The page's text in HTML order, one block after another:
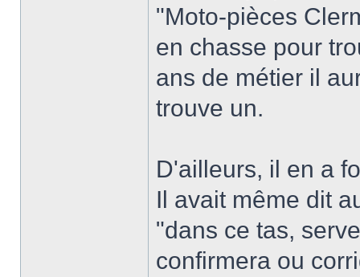
"Moto-pièces
en chasse pour
ans de métier il
trouve un.
D'ailleurs, il en a
Il avait même dit
"dans ce tas,
confirmera ou